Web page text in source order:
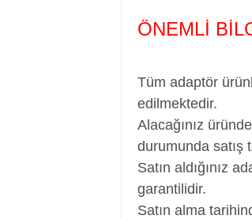
ÖNEMLİ
Tüm adaptör
edilmektedir.
Alacağınız
durumunda satış
Satın aldığınız
garantilidir.
Satın alma